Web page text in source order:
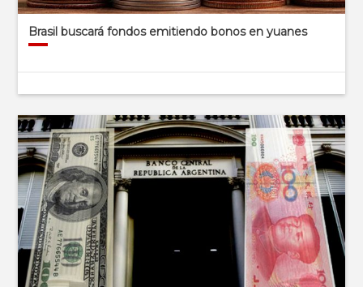
Brasil buscará fondos emitiendo bonos en yuanes